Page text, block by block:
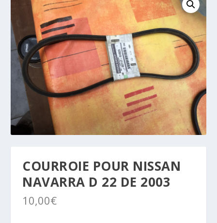
COURROIE POUR NISSAN
NAVARRA D 22 DE 2003
10,00€